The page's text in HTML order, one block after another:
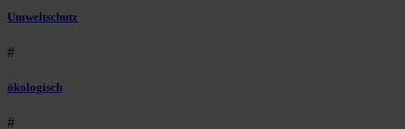
Umweltschutz
#
ökologisch
#